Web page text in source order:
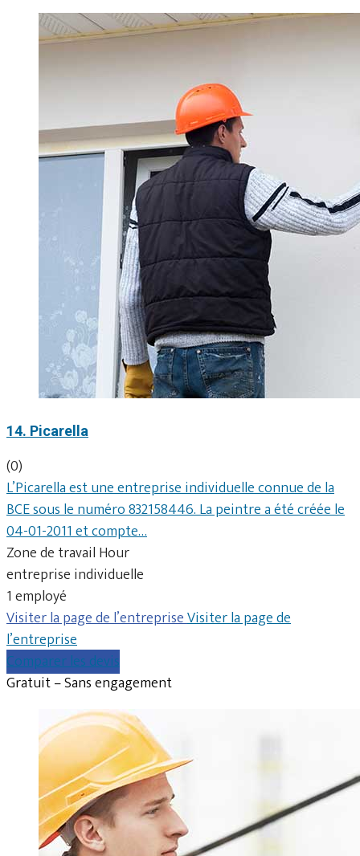
14. Picarella
(0)
L’Picarella est une entreprise individuelle connue de la
BCE sous le numéro 832158446. La peintre a été créée le
04-01-2011 et compte…
Zone de travail Hour
entreprise individuelle
1 employé
Visiter la page de l’entrepriseVisiter la page de
l’entreprise
Comparer les devis
Gratuit – Sans engagement